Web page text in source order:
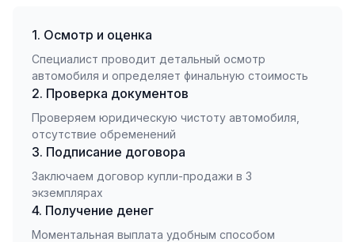
1. Осмотр и оценка
Специалист проводит детальный осмотр
автомобиля и определяет финальную стоимость
2. Проверка документов
Проверяем юридическую чистоту автомобиля,
отсутствие обременений
3. Подписание договора
Заключаем договор купли-продажи в 3
экземплярах
4. Получение денег
Моментальная выплата удобным способом